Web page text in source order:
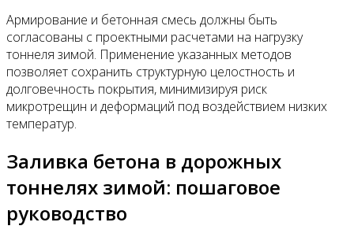
Армирование и бетонная смесь должны быть
согласованы с проектными расчетами на нагрузку
тоннеля зимой. Применение указанных методов
позволяет сохранить структурную целостность и
долговечность покрытия, минимизируя риск
микротрещин и деформаций под воздействием низких
температур.
Заливка бетона в дорожных
тоннелях зимой: пошаговое
руководство